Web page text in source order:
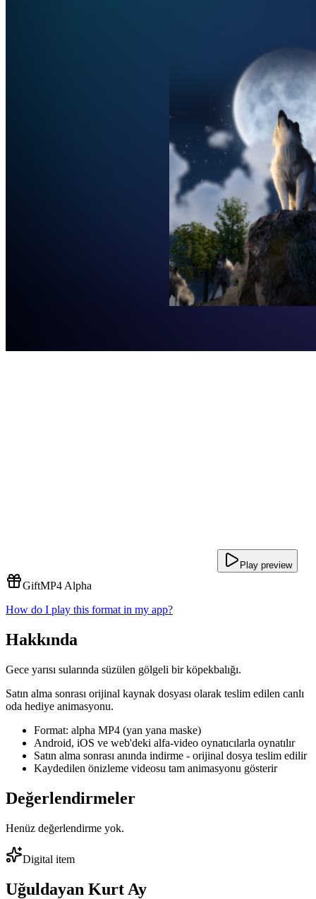
Play preview
GiftMP4 Alpha
How do I play this format in my app?
Hakkında
Gece yarısı sularında süzülen gölgeli bir köpekbalığı.
Satın alma sonrası orijinal kaynak dosyası olarak teslim edilen canlı
oda hediye animasyonu.
Format: alpha MP4 (yan yana maske)
Android, iOS ve web'deki alfa-video oynatıcılarla oynatılır
Satın alma sonrası anında indirme - orijinal dosya teslim edilir
Kaydedilen önizleme videosu tam animasyonu gösterir
Değerlendirmeler
Henüz değerlendirme yok.
Digital item
Uğuldayan Kurt Ay